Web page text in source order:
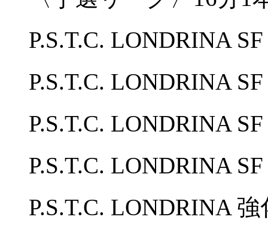
P.S.T.C. LONDRINA
P.S.T.C. LONDRINA
P.S.T.C. LONDRINA
P.S.T.C. LONDRINA
P.S.T.C. LONDRINA